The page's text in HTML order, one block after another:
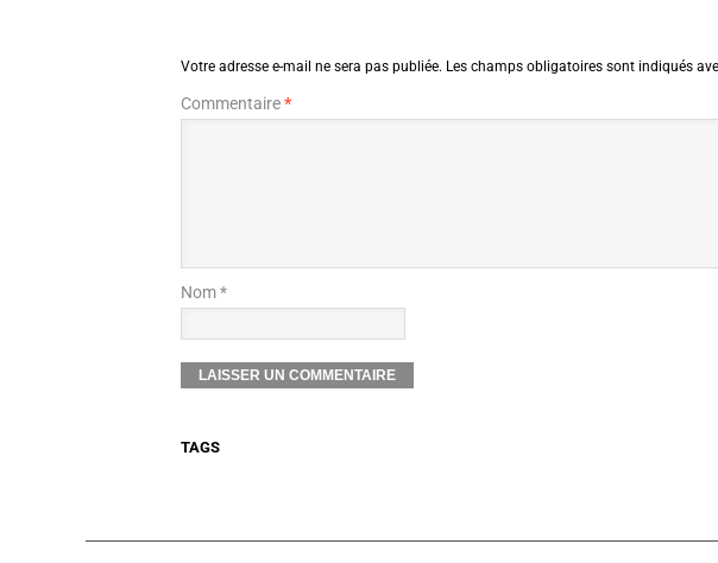
Votre adresse e-mail ne sera pas publiée. Les champs obligatoires sont indiqués
Commentaire*
Nom *
TAGS